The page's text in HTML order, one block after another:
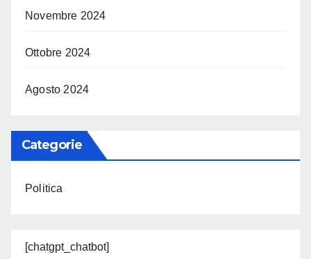
Novembre 2024
Ottobre 2024
Agosto 2024
Categorie
Politica
[chatgpt_chatbot]